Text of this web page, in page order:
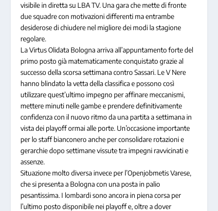
visibile in diretta su LBA TV. Una gara che mette di fronte
due squadre con motivazioni differenti ma entrambe
desiderose di chiudere nel migliore dei modi la stagione
regolare.
La Virtus Olidata Bologna arriva all’appuntamento forte del
primo posto già matematicamente conquistato grazie al
successo della scorsa settimana contro Sassari. Le V Nere
hanno blindato la vetta della classifica e possono così
utilizzare quest’ultimo impegno per affinare meccanismi,
mettere minuti nelle gambe e prendere definitivamente
confidenza con il nuovo ritmo da una partita a settimana in
vista dei playoff ormai alle porte. Un’occasione importante
per lo staff bianconero anche per consolidare rotazioni e
gerarchie dopo settimane vissute tra impegni ravvicinati e
assenze.
Situazione molto diversa invece per l’Openjobmetis Varese,
che si presenta a Bologna con una posta in palio
pesantissima. I lombardi sono ancora in piena corsa per
l’ultimo posto disponibile nei playoff e, oltre a dover